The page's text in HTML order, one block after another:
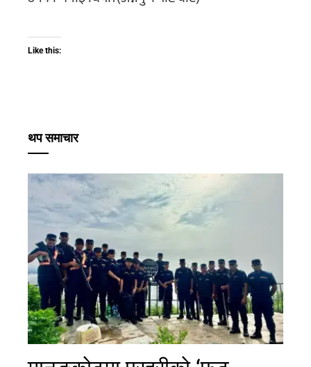
Like this:
थप समाचार